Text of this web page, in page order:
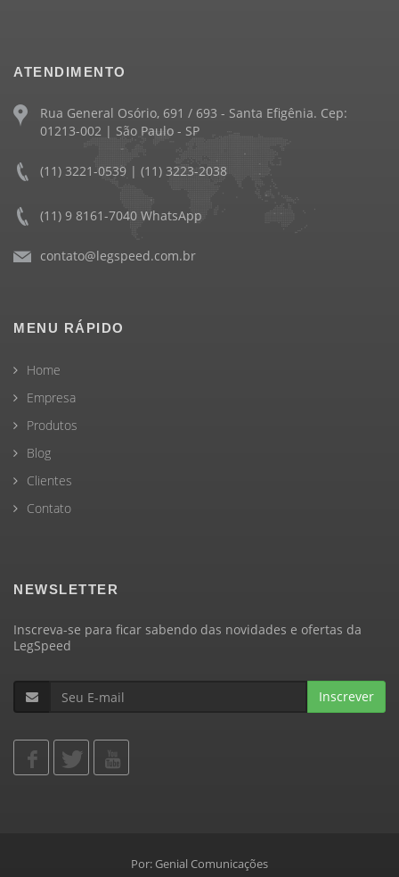
ATENDIMENTO
Rua General Osório, 691 / 693 - Santa Efigênia. Cep:
01213-002 | São Paulo - SP
(11) 3221-0539 | (11) 3223-2038
(11) 9 8161-7040 WhatsApp
contato@legspeed.com.br
MENU RÁPIDO
Home
Empresa
Produtos
Blog
Clientes
Contato
NEWSLETTER
Inscreva-se para ficar sabendo das novidades e ofertas da
LegSpeed
Inscrever
Por: Genial Comunicações